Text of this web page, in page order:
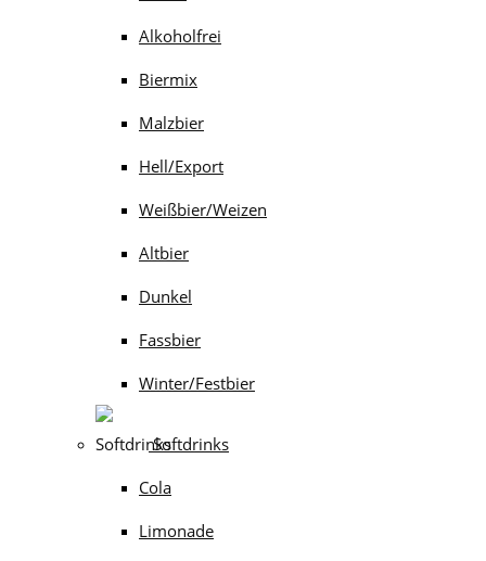
Alkoholfrei
Biermix
Malzbier
Hell/Export
Weißbier/Weizen
Altbier
Dunkel
Fassbier
Winter/Festbier
Softdrinks
Cola
Limonade